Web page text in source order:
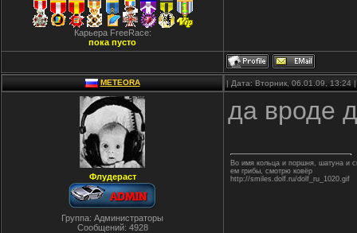
Карьера FreeRace:
пока пусто
METEORA | Дата: Вторник, 06.01.09,
Флудераст
Группа: Администраторы
Сообщений: 4928
да вроде
Во имя кольца и поршня, шатуна и
ем грибы, смотрю ковёр
http://smiles.dolf.ru/dolf_ru_1020.gif